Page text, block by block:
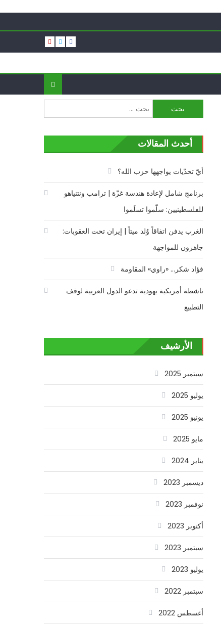
البحث
عن:
أحدث المقالات
أيّ تحدّيات يواجهها حزب الله؟
برنامج شامل لإعادة هندسة غزّة | ترامب ونتنياهو
للفلسطينيين: سلّموا تسلَموا
الغرب يدفن اتفاقاً وُلد ميتاً | إيران تحت العقوبات:
جاهزون للمواجهة
فؤاد شكر… «راوي» المقاومة
ناشطة أمريكية يهودية تدعو الدول العربية لوقف
التطبيع
الأرشيف
سبتمبر 2025
يوليو 2025
يونيو 2025
مايو 2025
يناير 2024
ديسمبر 2023
نوفمبر 2023
أكتوبر 2023
سبتمبر 2023
يوليو 2023
سبتمبر 2022
أغسطس 2022